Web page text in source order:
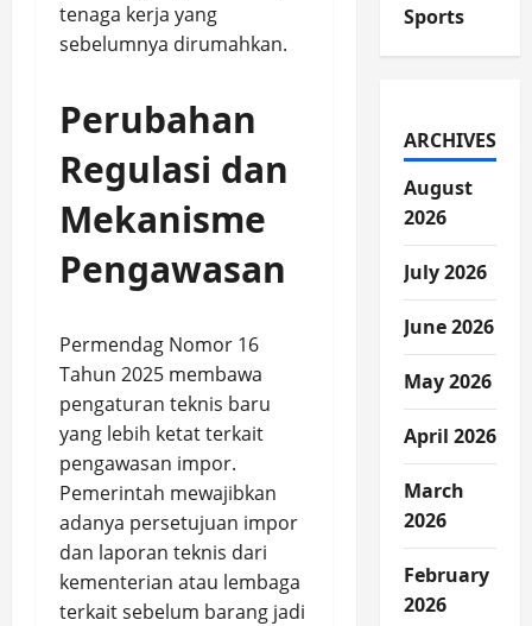
tenaga kerja yang
sebelumnya dirumahkan.
Perubahan
Regulasi dan
Mekanisme
Pengawasan
Permendag Nomor 16
Tahun 2025 membawa
pengaturan teknis baru
yang lebih ketat terkait
pengawasan impor.
Pemerintah mewajibkan
adanya persetujuan impor
dan laporan teknis dari
kementerian atau lembaga
terkait sebelum barang jadi
Sports
ARCHIVES
August
2026
July 2026
June 2026
May 2026
April 2026
March
2026
February
2026